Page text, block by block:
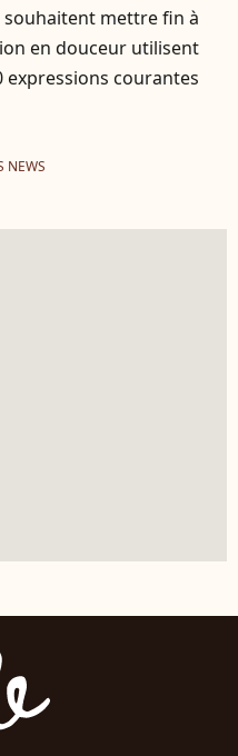
mettre fin à
en douceur utilisent
expressions courantes
NEWS